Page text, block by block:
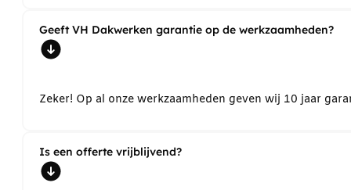
Geeft VH Dakwerken garantie op de werkzaamheden?
Zeker! Op al onze werkzaamheden geven wij 10 jaar
Is een offerte vrijblijvend?